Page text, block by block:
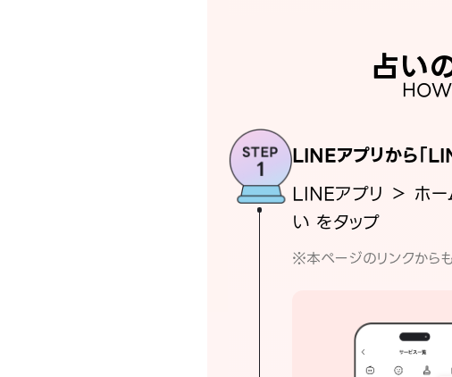
占い
LINEアプリから「
LINEアプリ ＞ ホ
い をタップ
※本ページのリンクから